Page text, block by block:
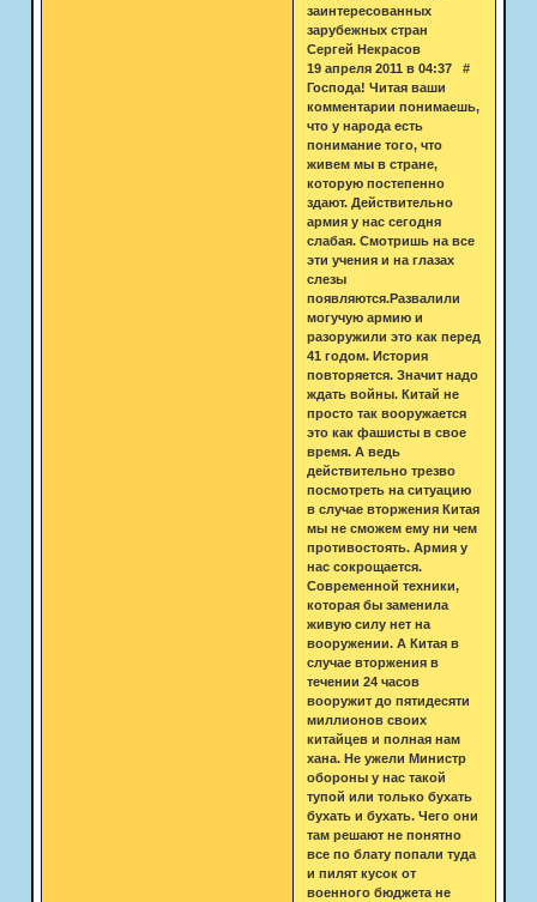
заинтересованных
зарубежных стран
Cергей Некрасов
19 апреля 2011 в 04:37 #
Господа! Читая ваши
комментарии понимаешь,
что у народа есть
понимание того, что
живем мы в стране,
которую постепенно
здают. Действительно
армия у нас сегодня
слабая. Смотришь на все
эти учения и на глазах
слезы
появляются.Развалили
могучую армию и
разоружили это как перед
41 годом. История
повторяется. Значит надо
ждать войны. Китай не
просто так вооружается
это как фашисты в свое
время. А ведь
действительно трезво
посмотреть на ситуацию
в случае вторжения Китая
мы не сможем ему ни чем
противостоять. Армия у
нас сокрощается.
Современной техники,
которая бы заменила
живую силу нет на
вооружении. А Китая в
случае вторжения в
течении 24 часов
вооружит до пятидесяти
миллионов своих
китайцев и полная нам
хана. Не ужели Министр
обороны у нас такой
тупой или только бухать
бухать и бухать. Чего они
там решают не понятно
все по блату попали туда
и пилят кусок от
военного бюджета не